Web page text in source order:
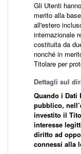
Gli Utenti
merito alla
all'estero
internazionale
costituita da
nonché in
Titolare per
Dettagli sul
Quando i Dati
pubblico,
investito il
interesse
diritto ad
connessi alla